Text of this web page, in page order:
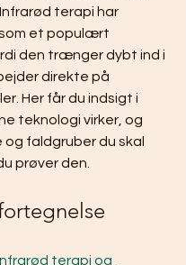
terapi har
et populært
den trænger dybt ind i
direkte på
Her får du indsigt i
teknologi virker, og
og faldgruber du skal
prøver den.
terapi og